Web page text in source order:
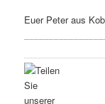
Euer Peter aus